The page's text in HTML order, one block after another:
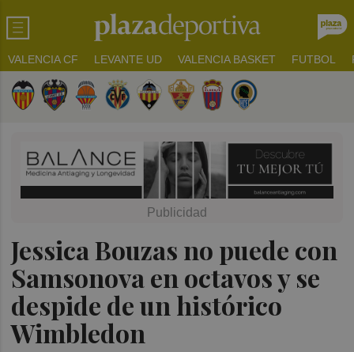
VALENCIA CF LEVANTE UD VALENCIA BASKET FUTBOL
Jessica Bouzas no puede con
Samsonova en octavos y se
despide de un histórico
Wimbledon